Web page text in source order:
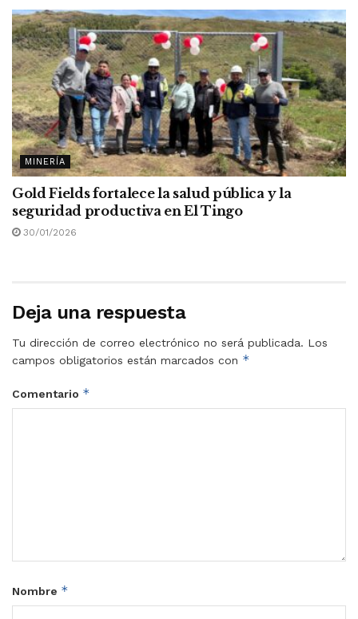
MINERÍA
Gold Fields fortalece la salud pública y la
seguridad productiva en El Tingo
30/01/2026
Deja una respuesta
Tu dirección de correo electrónico no será publicada. Los
campos obligatorios están marcados con *
Comentario *
Nombre *